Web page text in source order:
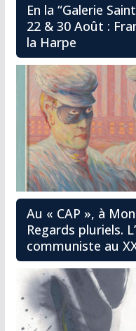
En la “Galerie
22 & 30 Août :
la Harpe
Au « CAP », à
Regards pluriels.
communiste au